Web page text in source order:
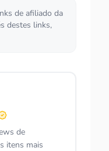
de afiliado da
destes links,
de
itens mais